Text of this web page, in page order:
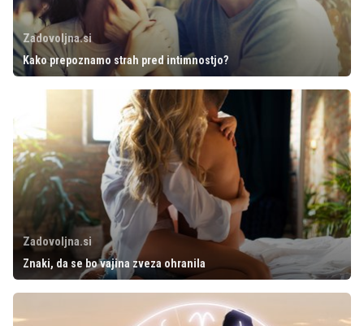
Zadovoljna.si
Kako prepoznamo strah pred intimnostjo?
Zadovoljna.si
Znaki, da se bo vajina zveza ohranila